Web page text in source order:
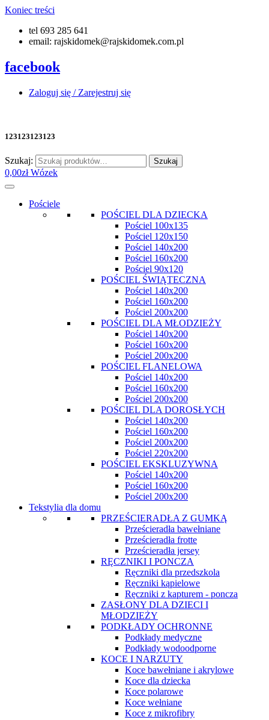
Koniec treści
tel 693 285 641
email: rajskidomek@rajskidomek.com.pl
facebook
Zaloguj się / Zarejestruj się
123123123123
Szukaj: Szukaj
0,00zł Wózek
Pościele
POŚCIEL DLA DZIECKA
Pościel 100x135
Pościel 120x150
Pościel 140x200
Pościel 160x200
Pościel 90x120
POŚCIEL ŚWIĄTECZNA
Pościel 140x200
Pościel 160x200
Pościel 200x200
POŚCIEL DLA MŁODZIEŻY
Pościel 140x200
Pościel 160x200
Pościel 200x200
POŚCIEL FLANELOWA
Pościel 140x200
Pościel 160x200
Pościel 200x200
POŚCIEL DLA DOROSŁYCH
Pościel 140x200
Pościel 160x200
Pościel 200x200
Pościel 220x200
POŚCIEL EKSKLUZYWNA
Pościel 140x200
Pościel 160x200
Pościel 200x200
Tekstylia dla domu
PRZEŚCIERADŁA Z GUMKĄ
Prześcieradła bawełniane
Prześcieradła frotte
Prześcieradła jersey
RĘCZNIKI I PONCZA
Ręczniki dla przedszkola
Ręczniki kąpielowe
Ręczniki z kapturem - poncza
ZASŁONY DLA DZIECI I
MŁODZIEŻY
PODKŁADY OCHRONNE
Podkłady medyczne
Podkłady wodoodporne
KOCE I NARZUTY
Koce bawełniane i akrylowe
Koce dla dziecka
Koce polarowe
Koce wełniane
Koce z mikrofibry